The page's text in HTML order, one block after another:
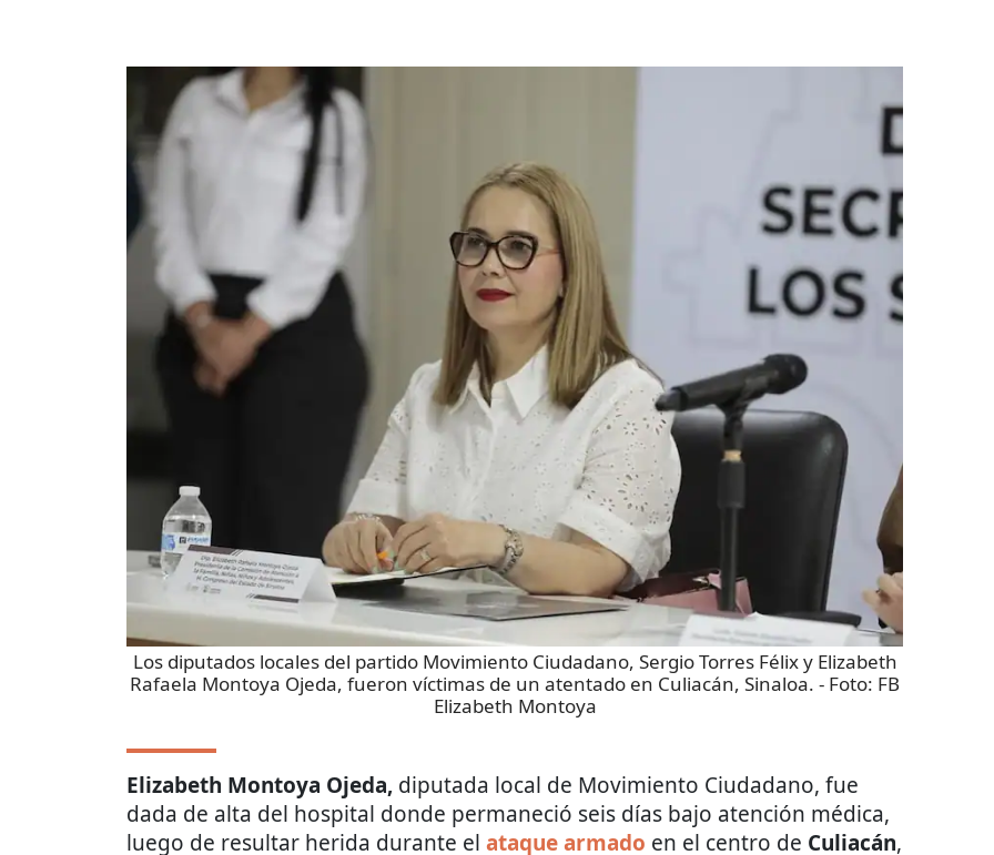
Los diputados locales del partido Movimiento Ciudadano, Sergio Torres Félix y Elizabeth
Rafaela Montoya Ojeda, fueron víctimas de un atentado en Culiacán, Sinaloa. - Foto: FB
Elizabeth Montoya
Elizabeth Montoya Ojeda, diputada local de Movimiento Ciudadano, fue
dada de alta del hospital donde permaneció seis días bajo atención médica,
luego de resultar herida durante el ataque armado en el centro de Culiacán,